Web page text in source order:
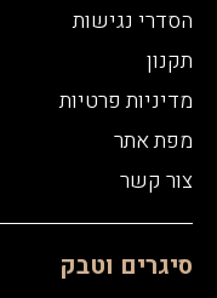
הסדרי נגישות
תקנון
מדיניות פרטיות
מפת אתר
צור קשר
סיגרים וטבק